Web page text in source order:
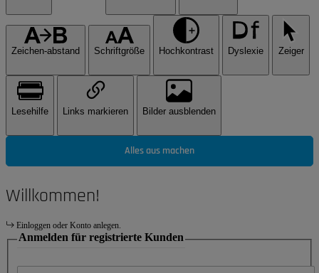
Zeichen-abstand Schriftgröße Hochkontrast Dyslexie Zeiger
Lesehilfe Links markieren Bilder ausblenden
Alles aus machen
Willkommen!
Einloggen oder Konto anlegen.
Anmelden für registrierte Kunden